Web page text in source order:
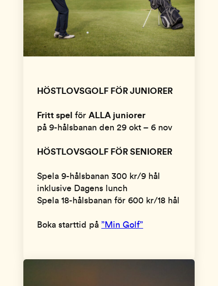
HÖSTLOVSGOLF FÖR JUNIORER
Fritt spel förALLA juniorer
på 9-hålsbanan den 29 okt – 6 nov
HÖSTLOVSGOLF FÖR SENIORER
Spela 9-hålsbanan 300 kr/9 hål
inklusive Dagens lunch
Spela 18-hålsbanan för 600 kr/18 hål
Boka starttid på”Min Golf”